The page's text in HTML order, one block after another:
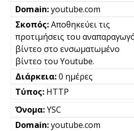
youtube.com
Αποθηκεύει τις
προτιμήσεις του
βίντεο στο ενσωματωμένο
βίντεο του Youtube.
0 ημέρες
HTTP
YSC
youtube.com